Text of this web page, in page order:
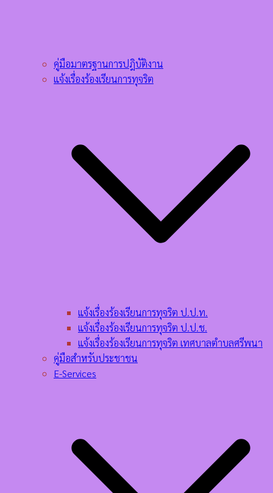
คู่มือมาตรฐานการปฎิบัติงาน
แจ้งเรื่องร้องเรียนการทุจริต
แจ้งเรื่องร้องเรียนการทุจริต ป.ป.ท.
แจ้งเรื่องร้องเรียนการทุจริต ป.ป.ช.
แจ้งเรื่องร้องเรียนการทุจริต เทศบาลตำบลศรีพนา
คู่มือสำหรับประชาชน
E-Services